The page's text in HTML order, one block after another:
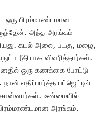
ஒரு பிரம்மாண்டமான
அந்த அரங்கம்
கடல் அலை, படகு, மழை,
ரீதியாக விவரித்தார்கள்.
ஒரு கணக்கை போட்டு
எதிர்பார்த்த பட்ஜெட்டில்
உண்மையில்
அரங்கம்.